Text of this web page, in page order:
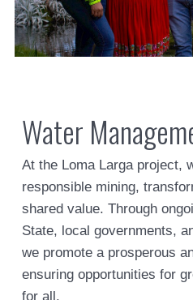
Water
At the Loma Larga project,
responsible mining,
shared value. Through
State, local governments,
we promote a prosperous
ensuring opportunities for
for all.